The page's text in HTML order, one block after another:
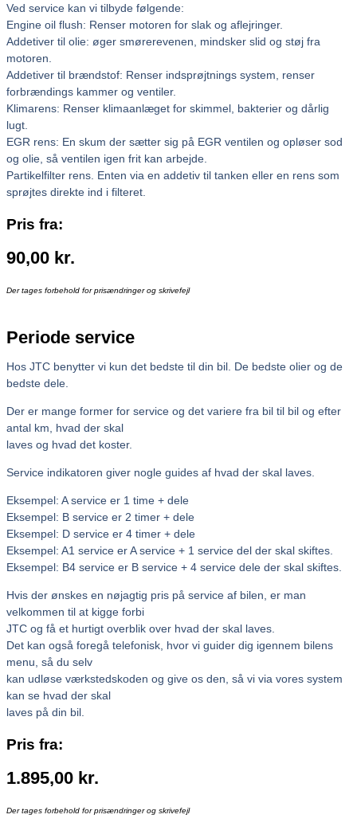
Ved service kan vi tilbyde følgende:
Engine oil flush: Renser motoren for slak og aflejringer.
Addetiver til olie: øger smørerevenen, mindsker slid og støj fra
motoren.
Addetiver til brændstof: Renser indsprøjtnings system, renser
forbrændings kammer og ventiler.
Klimarens: Renser klimaanlæget for skimmel, bakterier og dårlig
lugt.
EGR rens: En skum der sætter sig på EGR ventilen og opløser sod
og olie, så ventilen igen frit kan arbejde.
Partikelfilter rens. Enten via en addetiv til tanken eller en rens som
sprøjtes direkte ind i filteret.
Pris fra:
90,00 kr.
Der tages forbehold for prisændringer og skrivefejl
Periode service
Hos JTC benytter vi kun det bedste til din bil. De bedste olier og de
bedste dele.
Der er mange former for service og det variere fra bil til bil og efter
antal km, hvad der skal
laves og hvad det koster.
Service indikatoren giver nogle guides af hvad der skal laves.
Eksempel: A service er 1 time + dele
Eksempel: B service er 2 timer + dele
Eksempel: D service er 4 timer + dele
Eksempel: A1 service er A service + 1 service del der skal skiftes.
Eksempel: B4 service er B service + 4 service dele der skal skiftes.
Hvis der ønskes en nøjagtig pris på service af bilen, er man
velkommen til at kigge forbi
JTC og få et hurtigt overblik over hvad der skal laves.
Det kan også foregå telefonisk, hvor vi guider dig igennem bilens
menu, så du selv
kan udløse værkstedskoden og give os den, så vi via vores system
kan se hvad der skal
laves på din bil.
Pris fra:
1.895,00 kr.
Der tages forbehold for prisændringer og skrivefejl